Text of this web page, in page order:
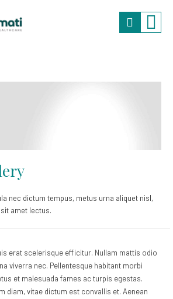
nec dictum tempus, metus urna aliquet nisl,
amet lectus.
erat scelerisque efficitur. Nullam mattis odio
viverra nec. Pellentesque habitant morbi
et malesuada fames ac turpis egestas.
diam, vitae dictum est convallis et. Aenean